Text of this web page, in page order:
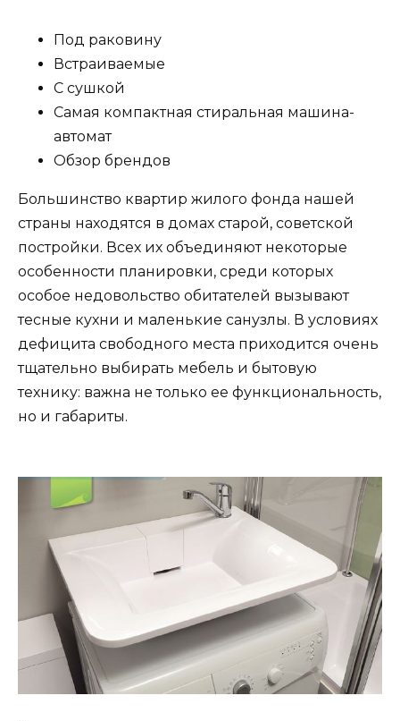
Под раковину
Встраиваемые
С сушкой
Самая компактная стиральная машина-
автомат
Обзор брендов
Большинство квартир жилого фонда нашей
страны находятся в домах старой, советской
постройки. Всех их объединяют некоторые
особенности планировки, среди которых
особое недовольство обитателей вызывают
тесные кухни и маленькие санузлы. В условиях
дефицита свободного места приходится очень
тщательно выбирать мебель и бытовую
технику: важна не только ее функциональность,
но и габариты.